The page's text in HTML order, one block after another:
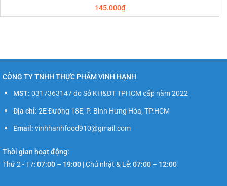
145.000₫
CÔNG TY TNHH THỰC PHẨM VINH HẠNH
MST: 0317363147 do Sở KH&ĐT TPHCM cấp năm 2022
Địa chỉ: 2E Đường 18E, P. Bình Hưng Hòa, TP.HCM
Email: vinhhanhfood910@gmail.com
Thời gian hoạt động:
Thứ 2 - T7:07:00 – 19:00 |Chủ nhật & Lễ:07:00 – 12:00